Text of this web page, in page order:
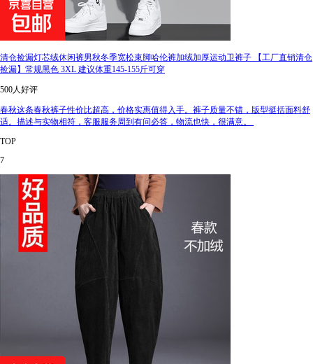
清仓捡漏灯芯绒休闲裤男秋冬季宽松束脚哈伦裤加绒加厚运动卫裤子 【工厂直销清仓
捡漏】常规黑色 3XL 建议体重145-155斤可穿
500人好评
春秋这条春秋裤子性价比超高，价格实惠值得入手。裤子质量不错，版型挺括面料舒
适。描述与实物相符，客服服务周到有问必答，物流也快，很满意。
TOP
7